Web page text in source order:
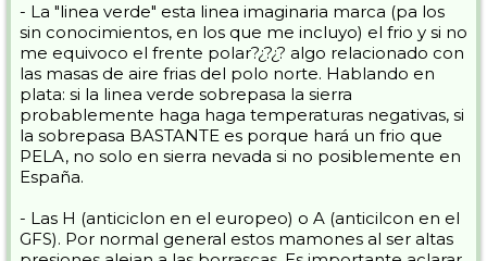
- La "linea verde" esta linea imaginaria marca (pa los
sin conocimientos, en los que me incluyo) el frio y si no
me equivoco el frente polar?¿?¿? algo relacionado con
las masas de aire frias del polo norte. Hablando en
plata: si la linea verde sobrepasa la sierra
probablemente haga haga temperaturas negativas, si
la sobrepasa BASTANTE es porque hará un frio que
PELA, no solo en sierra nevada si no posiblemente en
España.
- Las H (anticiclon en el europeo) o A (anticilcon en el
GFS). Por normal general estos mamones al ser altas